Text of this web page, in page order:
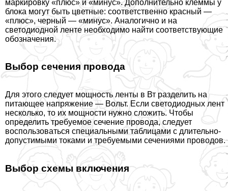
маркировку «плюс» и «минус». Дополнительно клеммы у
блока могут быть цветные: соответственно красный —
«плюс», черный — «минус». Аналогично и на
светодиодной ленте необходимо найти соответствующие
обозначения.
Выбор сечения провода
Для этого следует мощность ленты в Вт разделить на
питающее напряжение — Вольт. Если светодиодных лент
несколько, то их мощности нужно сложить. Чтобы
определить требуемое сечение провода, следует
воспользоваться специальными таблицами с длительно-
допустимыми токами и требуемыми сечениями проводов.
Выбор схемы включения